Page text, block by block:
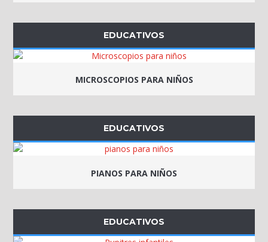
EDUCATIVOS
MICROSCOPIOS PARA NIÑOS
EDUCATIVOS
PIANOS PARA NIÑOS
EDUCATIVOS